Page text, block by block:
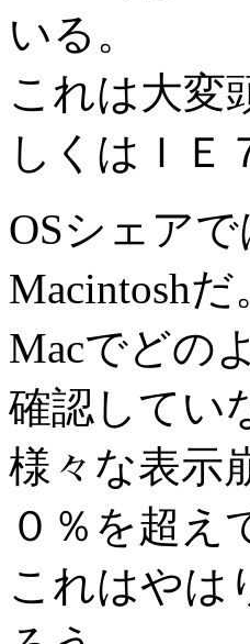
いる。
これは大変
しくはＩＥ
OSシェア
Macintoshだ
Macでどの
確認してい
様々な表示
０％を超え
これはやは